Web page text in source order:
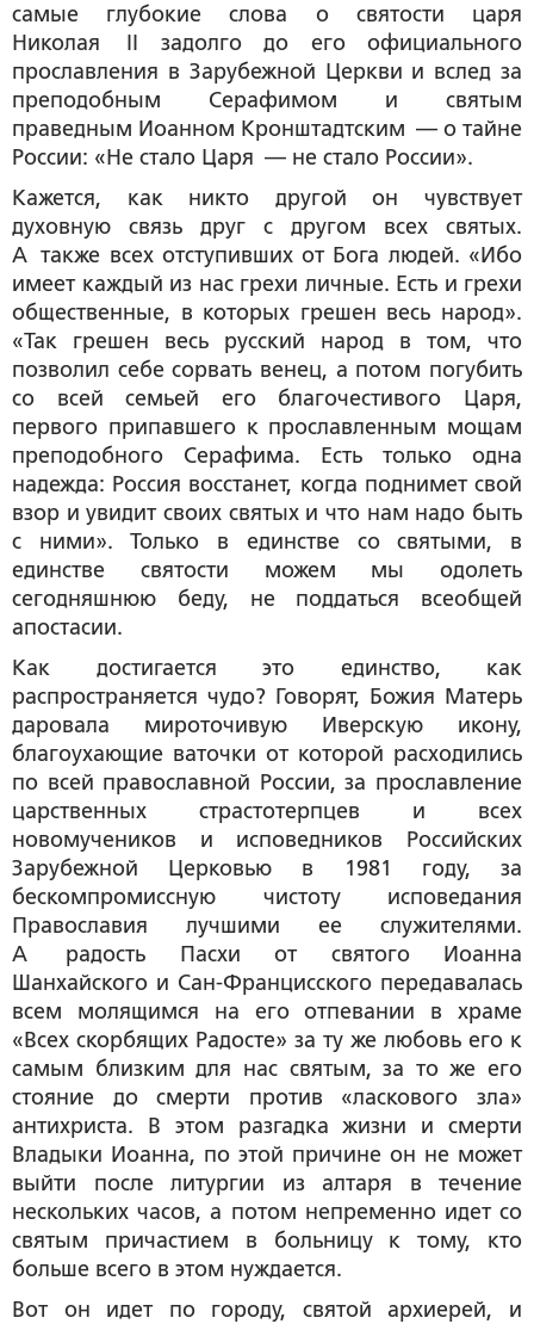
самые глубокие слова о святости царя
Николая II задолго до его официального
прославления в Зарубежной Церкви и вслед за
преподобным Серафимом и святым
праведным Иоанном Кронштадтским — о тайне
России: «Не стало Царя — не стало России».
Кажется, как никто другой он чувствует
духовную связь друг с другом всех святых.
А также всех отступивших от Бога людей. «Ибо
имеет каждый из нас грехи личные. Есть и грехи
общественные, в которых грешен весь народ».
«Так грешен весь русский народ в том, что
позволил себе сорвать венец, а потом погубить
со всей семьей его благочестивого Царя,
первого припавшего к прославленным мощам
преподобного Серафима. Есть только одна
надежда: Россия восстанет, когда поднимет свой
взор и увидит своих святых и что нам надо быть
с ними». Только в единстве со святыми, в
единстве святости можем мы одолеть
сегодняшнюю беду, не поддаться всеобщей
апостасии.
Как достигается это единство, как
распространяется чудо? Говорят, Божия Матерь
даровала мироточивую Иверскую икону,
благоухающие ваточки от которой расходились
по всей православной России, за прославление
царственных страстотерпцев и всех
новомучеников и исповедников Российских
Зарубежной Церковью в 1981 году, за
бескомпромиссную чистоту исповедания
Православия лучшими ее служителями.
А радость Пасхи от святого Иоанна
Шанхайского и Сан-Францисского передавалась
всем молящимся на его отпевании в храме
«Всех скорбящих Радосте» за ту же любовь его к
самым близким для нас святым, за то же его
стояние до смерти против «ласкового зла»
антихриста. В этом разгадка жизни и смерти
Владыки Иоанна, по этой причине он не может
выйти после литургии из алтаря в течение
нескольких часов, а потом непременно идет со
святым причастием в больницу к тому, кто
больше всего в этом нуждается.
Вот он идет по городу, святой архиерей, и